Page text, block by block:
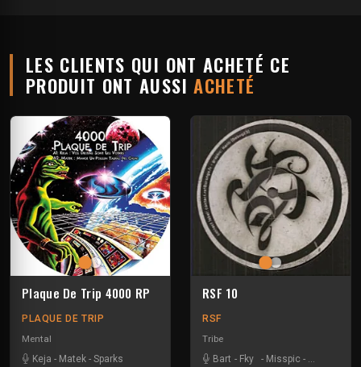
LES CLIENTS QUI ONT ACHETÉ CE
PRODUIT ONT AUSSIACHETÉ
Plaque De Trip 4000 RP
PLAQUE DE TRIP
Mental
Keja - Matek - Sparks
RSF 10
RSF
Tribe
Bart - Fky - Misspic - Vincent